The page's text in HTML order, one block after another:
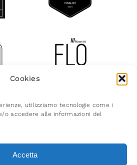
Cookies
utilizziamo tecnologie come i
o accedere alle informazioni del
Accetta
Via del Crocifisso 48 | 50058
| R.E.A. Firenze n.
Soc. Euro 96.000,00 i.v. |